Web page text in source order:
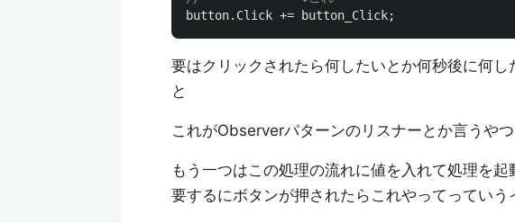
button. Click += button_Click;
要はクリックされたら何したいとか何秒後に何
と
これがObserverパターンのリスナーとか言うや
もう一つはこの処理の流れに値を入れて処理を起
要するにボタンが押されたらこれやってっていう